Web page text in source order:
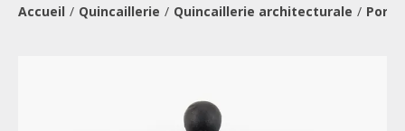
Accueil Quincaillerie Quincaillerie architecturale